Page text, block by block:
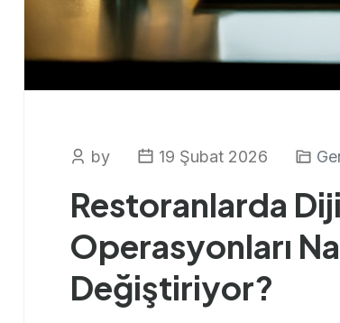
by 19 Şubat 2026
Restoranlarda
Operasyonları
Değiştiriyor?